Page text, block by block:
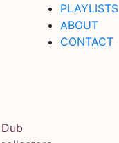
PLAYLISTS
ABOUT
CONTACT